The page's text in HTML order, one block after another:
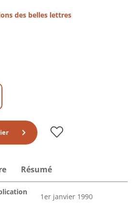
des belles lettres
Résumé
1er janvier 1990